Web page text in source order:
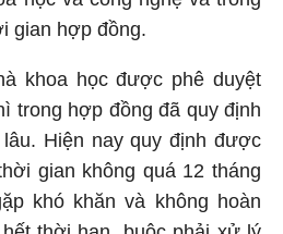
gian hợp đồng.
khoa học được phê duyệt
trong hợp đồng đã quy định
Hiện nay quy định được
gian không quá 12 tháng
khó khăn và không hoàn